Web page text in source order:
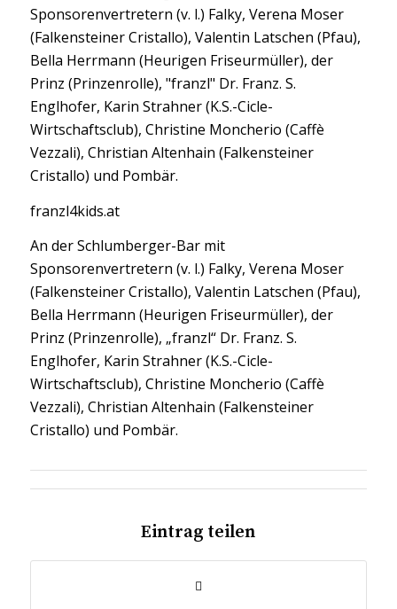
franzl4kids.at
An der Schlumberger-Bar mit
Sponsorenvertretern (v. l.) Falky, Verena Moser
(Falkensteiner Cristallo), Valentin Latschen (Pfau),
Bella Herrmann (Heurigen Friseurmüller), der
Prinz (Prinzenrolle), „franzl“ Dr. Franz. S.
Englhofer, Karin Strahner (K.S.-Cicle-
Wirtschaftsclub), Christine Moncherio (Caffè
Vezzali), Christian Altenhain (Falkensteiner
Cristallo) und Pombär.
Eintrag teilen